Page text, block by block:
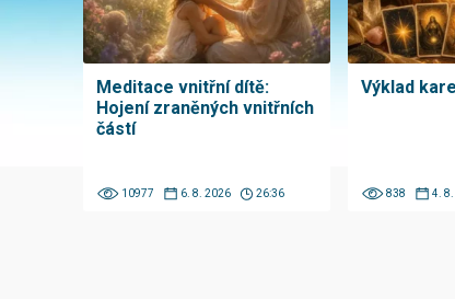
Meditace vnitřní dítě:
Hojení zraněných vnitřních
částí
10977 6. 8. 2026 26:36
Výklad
838 4.